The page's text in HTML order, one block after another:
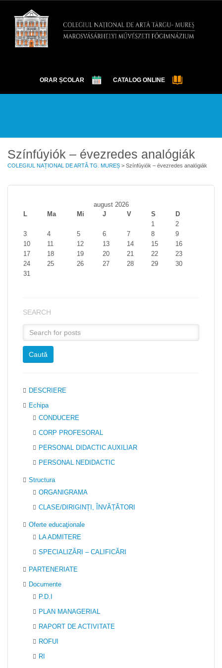
ORAR ȘCOLAR CATALOG ONLINE
Színfúyiók – évezredes analógiák
COLEGIUL NAȚIONAL DE ARTĂ TG. MUREȘ > Színfúyiók – évezredes analógiák
august 2026
L
Ma Mi J V S
D
1
2
3
4 5 6 7 8
9
10
11 12 13 14 15
16
17
18 19 20 21 22
23
24
25 26 27 28 29
30
31
SEARCH
DESCRIERE
Echipa
CONDUCERE
CORP PROFESORAL
PERSONAL DIDACTIC AUXILIAR
PERSONAL NEDIDACTIC
Structura
ORGANIGRAMA
CLASE/DIRIGINȚI, ÎNVĂȚĂTORI
Oferte educaţionale
LA ADMITERE
SPECIALIZĂRI – CALIFICĂRI
PARTENERIATE
Documente
P.D.I
PLAN MANAGERIAL
RAPORT DE ACTIVITATE
ROFUI
RI